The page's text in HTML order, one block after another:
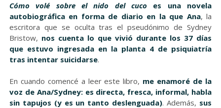
Cómo volé sobre el nido del cuco es una novela
autobiográfica en forma de diario en la que Ana, la
escritora que se oculta tras el pseudónimo de Sydney
Bristow, nos cuenta lo que vivió durante los 37 días
que estuvo ingresada en la planta 4 de psiquiatría
tras intentar suicidarse.
En cuando comencé a leer este libro, me enamoré de la
voz de Ana/Sydney: es directa, fresca, informal, habla
sin tapujos (y es un tanto deslenguada). Además, sus